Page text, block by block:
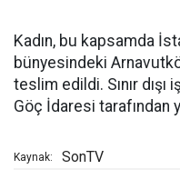
Kadın, bu kapsamda
bünyesindeki
teslim edildi. Sınır
Göç İdaresi tarafından
Kaynak: SonTV